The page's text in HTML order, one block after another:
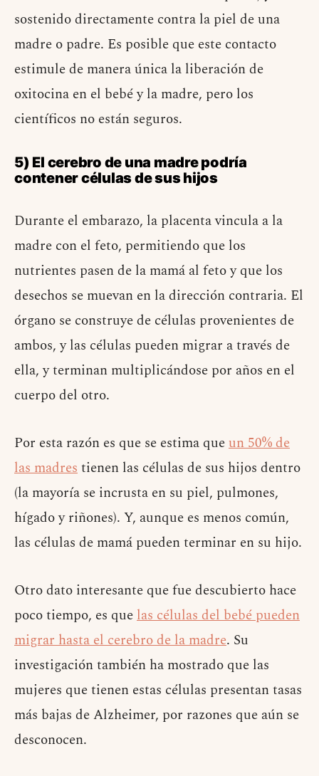
sostenido directamente contra la piel de una
madre o padre. Es posible que este contacto
estimule de manera única la liberación de
oxitocina en el bebé y la madre, pero los
científicos no están seguros.
5) El cerebro de una madre podría
contener células de sus hijos
Durante el embarazo, la placenta vincula a la
madre con el feto, permitiendo que los
nutrientes pasen de la mamá al feto y que los
desechos se muevan en la dirección contraria. El
órgano se construye de células provenientes de
ambos, y las células pueden migrar a través de
ella, y terminan multiplicándose por años en el
cuerpo del otro.
Por esta razón es que se estima queun 50% de
las madrestienen las células de sus hijos dentro
(la mayoría se incrusta en su piel, pulmones,
hígado y riñones). Y, aunque es menos común,
las células de mamá pueden terminar en su hijo.
Otro dato interesante que fue descubierto hace
poco tiempo, es quelas células del bebé pueden
migrar hasta el cerebro de la madre. Su
investigación también ha mostrado que las
mujeres que tienen estas células presentan tasas
más bajas de Alzheimer, por razones que aún se
desconocen.